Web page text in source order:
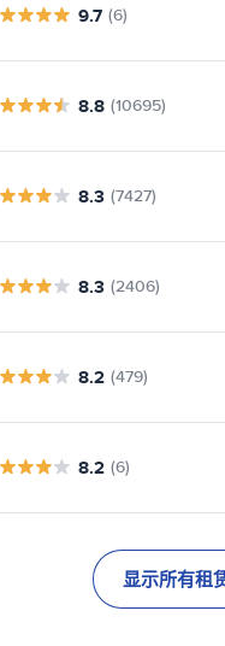
9.7 (6)
8.8 (10695)
8.3 (7427)
8.3 (2406)
8.2 (479)
8.2 (6)
显示所有租